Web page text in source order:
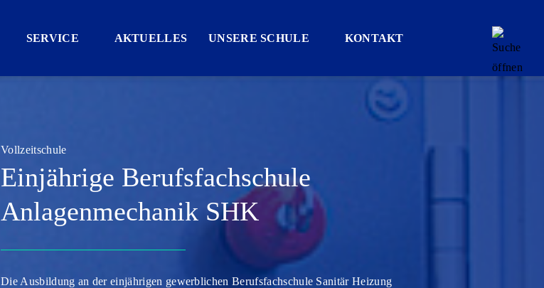
SERVICE AKTUELLES UNSERE SCHULE KONTAKT
Vollzeitschule
Einjährige Berufsfachschule
Anlagenmechanik SHK
Die Ausbildung an der einjährigen gewerblichen Berufsfachschule Sanitär Heizung